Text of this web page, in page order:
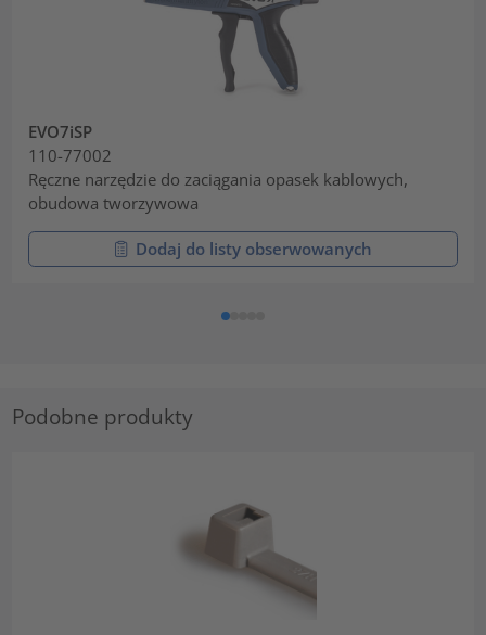
EVO7iSP
110-77002
Ręczne narzędzie do zaciągania opasek kablowych,
obudowa tworzywowa
Dodaj do listy obserwowanych
Podobne produkty